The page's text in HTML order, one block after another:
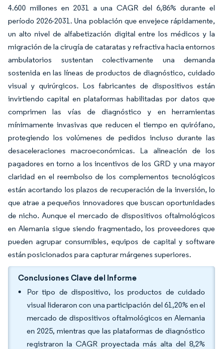
4.600 millones en 2031 a una CAGR del 6,86% durante el
período 2026-2031. Una población que envejece rápidamente,
un alto nivel de alfabetización digital entre los médicos y la
migración de la cirugía de cataratas y refractiva hacia entornos
ambulatorios sustentan colectivamente una demanda
sostenida en las líneas de productos de diagnóstico, cuidado
visual y quirúrgicos. Los fabricantes de dispositivos están
invirtiendo capital en plataformas habilitadas por datos que
comprimen las vías de diagnóstico y en herramientas
mínimamente invasivas que reducen el tiempo en quirófano,
protegiendo los volúmenes de pedidos incluso durante las
desaceleraciones macroeconómicas. La alineación de los
pagadores en torno a los incentivos de los GRD y una mayor
claridad en el reembolso de los complementos tecnológicos
están acortando los plazos de recuperación de la inversión, lo
que atrae a pequeños innovadores que buscan oportunidades
de nicho. Aunque el mercado de dispositivos oftalmológicos
en Alemania sigue siendo fragmentado, los proveedores que
pueden agrupar consumibles, equipos de capital y software
están posicionados para capturar márgenes superiores.
Conclusiones Clave del Informe
Por tipo de dispositivo, los productos de cuidado
visual lideraron con una participación del 61,20% en el
mercado de dispositivos oftalmológicos en Alemania
en 2025, mientras que las plataformas de diagnóstico
registraron la CAGR proyectada más alta del 8,2%